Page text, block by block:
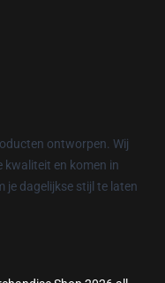
ontworpen. Wij
kwaliteit en komen in
je dagelijkse stijl te laten